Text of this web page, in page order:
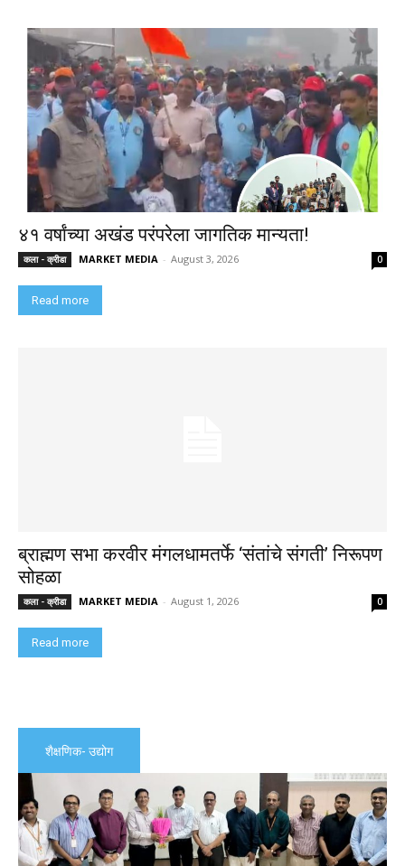
४१ वर्षांच्या अखंड परंपरेला जागतिक मान्यता!
कला - क्रीडा MARKET MEDIA - August 3, 2026 0
Read more
ब्राह्मण सभा करवीर मंगलधामतर्फे ‘संतांचे संगती’ निरूपण
सोहळा
कला - क्रीडा MARKET MEDIA - August 1, 2026 0
Read more
शैक्षणिक- उद्योग